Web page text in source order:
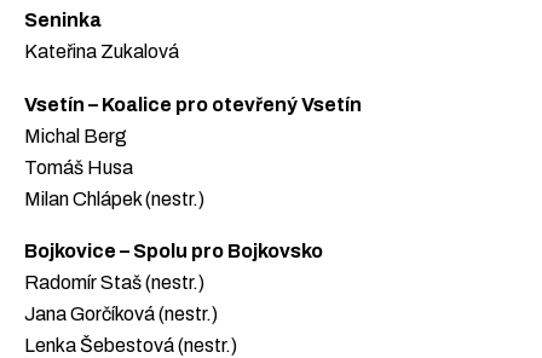
Seninka
Kateřina Zukalová
Vsetín – Koalice pro otevřený Vsetín
Michal Berg
Tomáš Husa
Milan Chlápek (nestr.)
Bojkovice – Spolu pro Bojkovsko
Radomír Staš (nestr.)
Jana Gorčíková (nestr.)
Lenka Šebestová (nestr.)